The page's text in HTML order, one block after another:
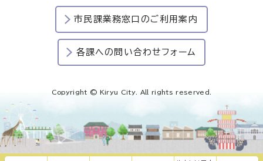
市民課業務窓口のご利用案内
各課への問い合わせフォーム
Copyright © Kiryu City. All rights reserved.